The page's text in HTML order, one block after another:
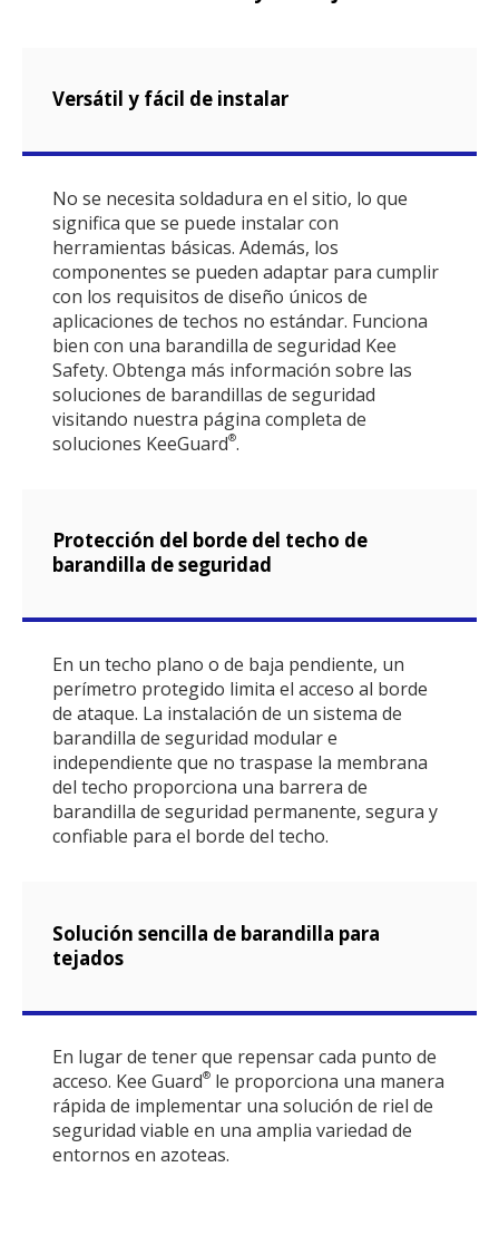
Versátil y fácil de instalar
No se necesita soldadura en el sitio, lo que
significa que se puede instalar con
herramientas básicas. Además, los
componentes se pueden adaptar para cumplir
con los requisitos de diseño únicos de
aplicaciones de techos no estándar. Funciona
bien con una barandilla de seguridad Kee
Safety. Obtenga más información sobre las
soluciones de barandillas de seguridad
visitando nuestra página completa de
soluciones KeeGuard®.
Protección del borde del techo de
barandilla de seguridad
En un techo plano o de baja pendiente, un
perímetro protegido limita el acceso al borde
de ataque. La instalación de un sistema de
barandilla de seguridad modular e
independiente que no traspase la membrana
del techo proporciona una barrera de
barandilla de seguridad permanente, segura y
confiable para el borde del techo.
Solución sencilla de barandilla para
tejados
En lugar de tener que repensar cada punto de
acceso. Kee Guard®le proporciona una manera
rápida de implementar una solución de riel de
seguridad viable en una amplia variedad de
entornos en azoteas.